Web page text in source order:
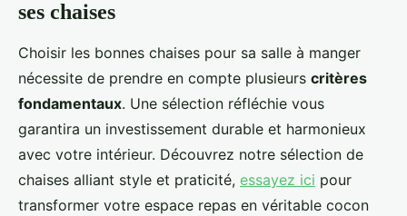
ses chaises
Choisir les bonnes chaises pour sa salle à manger
nécessite de prendre en compte plusieurs critères
fondamentaux. Une sélection réfléchie vous
garantira un investissement durable et harmonieux
avec votre intérieur. Découvrez notre sélection de
chaises alliant style et praticité, essayez ici pour
transformer votre espace repas en véritable cocon